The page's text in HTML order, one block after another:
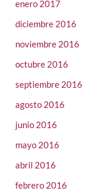
enero 2017
diciembre 2016
noviembre 2016
octubre 2016
septiembre 2016
agosto 2016
junio 2016
mayo 2016
abril 2016
febrero 2016